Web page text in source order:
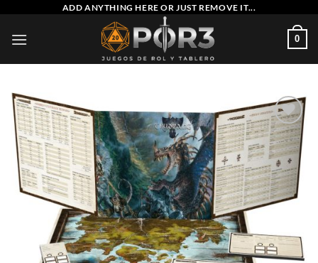
contenido
ADD ANYTHING HERE OR JUST REMOVE IT...
0
Añadir
a la
lista
de
deseos